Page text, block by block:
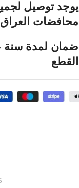
يوجد توصيل
محافضات العراق
ضمان لمدة سنة
القطع